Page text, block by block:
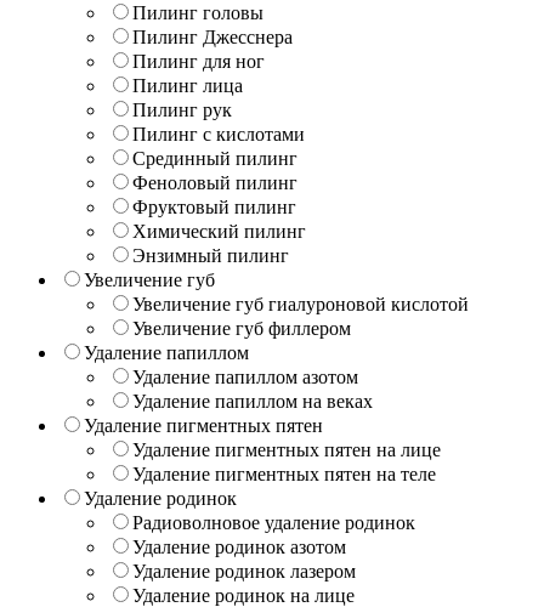
Пилинг головы
Пилинг Джесснера
Пилинг для ног
Пилинг лица
Пилинг рук
Пилинг с кислотами
Срединный пилинг
Феноловый пилинг
Фруктовый пилинг
Химический пилинг
Энзимный пилинг
Увеличение губ
Увеличение губ гиалуроновой кислотой
Увеличение губ филлером
Удаление папиллом
Удаление папиллом азотом
Удаление папиллом на веках
Удаление пигментных пятен
Удаление пигментных пятен на лице
Удаление пигментных пятен на теле
Удаление родинок
Радиоволновое удаление родинок
Удаление родинок азотом
Удаление родинок лазером
Удаление родинок на лице